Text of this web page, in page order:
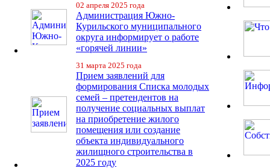
02 апреля 2025 года
Администрация Южно-
Курильского муниципального
округа информирует о работе
«горячей линии»
31 марта 2025 года
Прием заявлений для
формирования Списка молодых
семей – претендентов на
получение социальных выплат
на приобретение жилого
помещения или создание
объекта индивидуального
жилищного строительства в
2025 году